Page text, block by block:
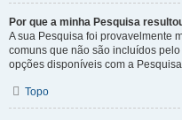
Por que a minha Pesquisa
A sua Pesquisa foi provavelmente
comuns que não são incluídos
opções disponíveis com a
Topo